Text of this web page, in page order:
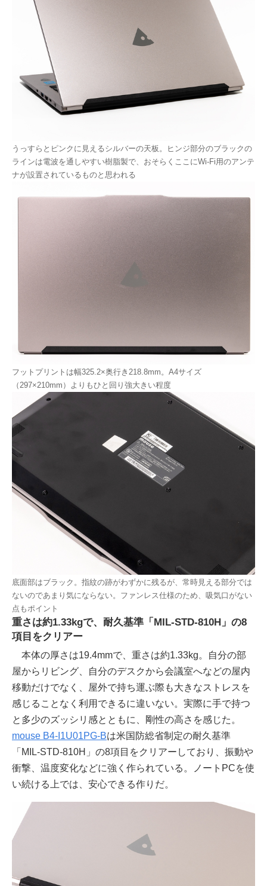
うっすらとピンクに見えるシルバーの天板。ヒンジ部分のブラックの
ラインは電波を通しやすい樹脂製で、おそらくここにWi-Fi用のアンテ
ナが設置されているものと思われる
フットプリントは幅325.2×奥行き218.8mm。A4サイズ
（297×210mm）よりもひと回り強大きい程度
底面部はブラック。指紋の跡がわずかに残るが、常時見える部分では
ないのであまり気にならない。ファンレス仕様のため、吸気口がない
点もポイント
重さは約1.33kgで、耐久基準「MIL-STD-810H」の8
項目をクリアー
本体の厚さは19.4mmで、重さは約1.33kg。自分の部
屋からリビング、自分のデスクから会議室へなどの屋内
移動だけでなく、屋外で持ち運ぶ際も大きなストレスを
感じることなく利用できるに違いない。実際に手で持つ
と多少のズッシリ感とともに、剛性の高さを感じた。
mouse B4-I1U01PG-Bは米国防総省制定の耐久基準
「MIL-STD-810H」の8項目をクリアーしており、振動や
衝撃、温度変化などに強く作られている。ノートPCを使
い続ける上では、安心できる作りだ。